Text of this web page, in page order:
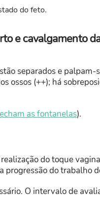
do feto.
e cavalgamento
separados e
ossos (++); há
as fontanelas).
do toque
progressão do trabalho
O intervalo de